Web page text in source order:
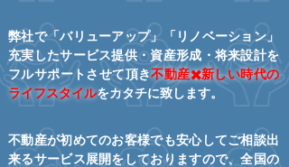
弊社で「バリューアップ」「リノベーション」
充実したサービス提供・資産形成・将来設計を
フルサポートさせて頂き不動産✖️新しい時代の
ライフスタイルをカタチに致します。
不動産が初めてのお客様でも安心してご相談出
来るサービス展開をしておりますので、全国の